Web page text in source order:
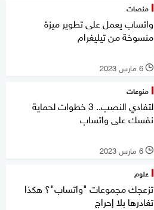
منصات
واتساب يعمل على تطوير ميزة
منسوخة من تيليغرام
l 6 مارس 2023
منوعات
لتفادي النصب.. 3 خطوات لحماية
نفسك على واتساب
l 6 مارس 2023
علوم
تزعجك مجموعات "واتساب"؟ هكذا
تغادرها بلا إحراج